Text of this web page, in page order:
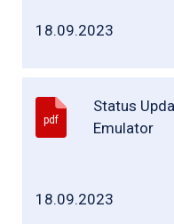
18.09.2023
pdf
Status
Emulator
18.09.2023